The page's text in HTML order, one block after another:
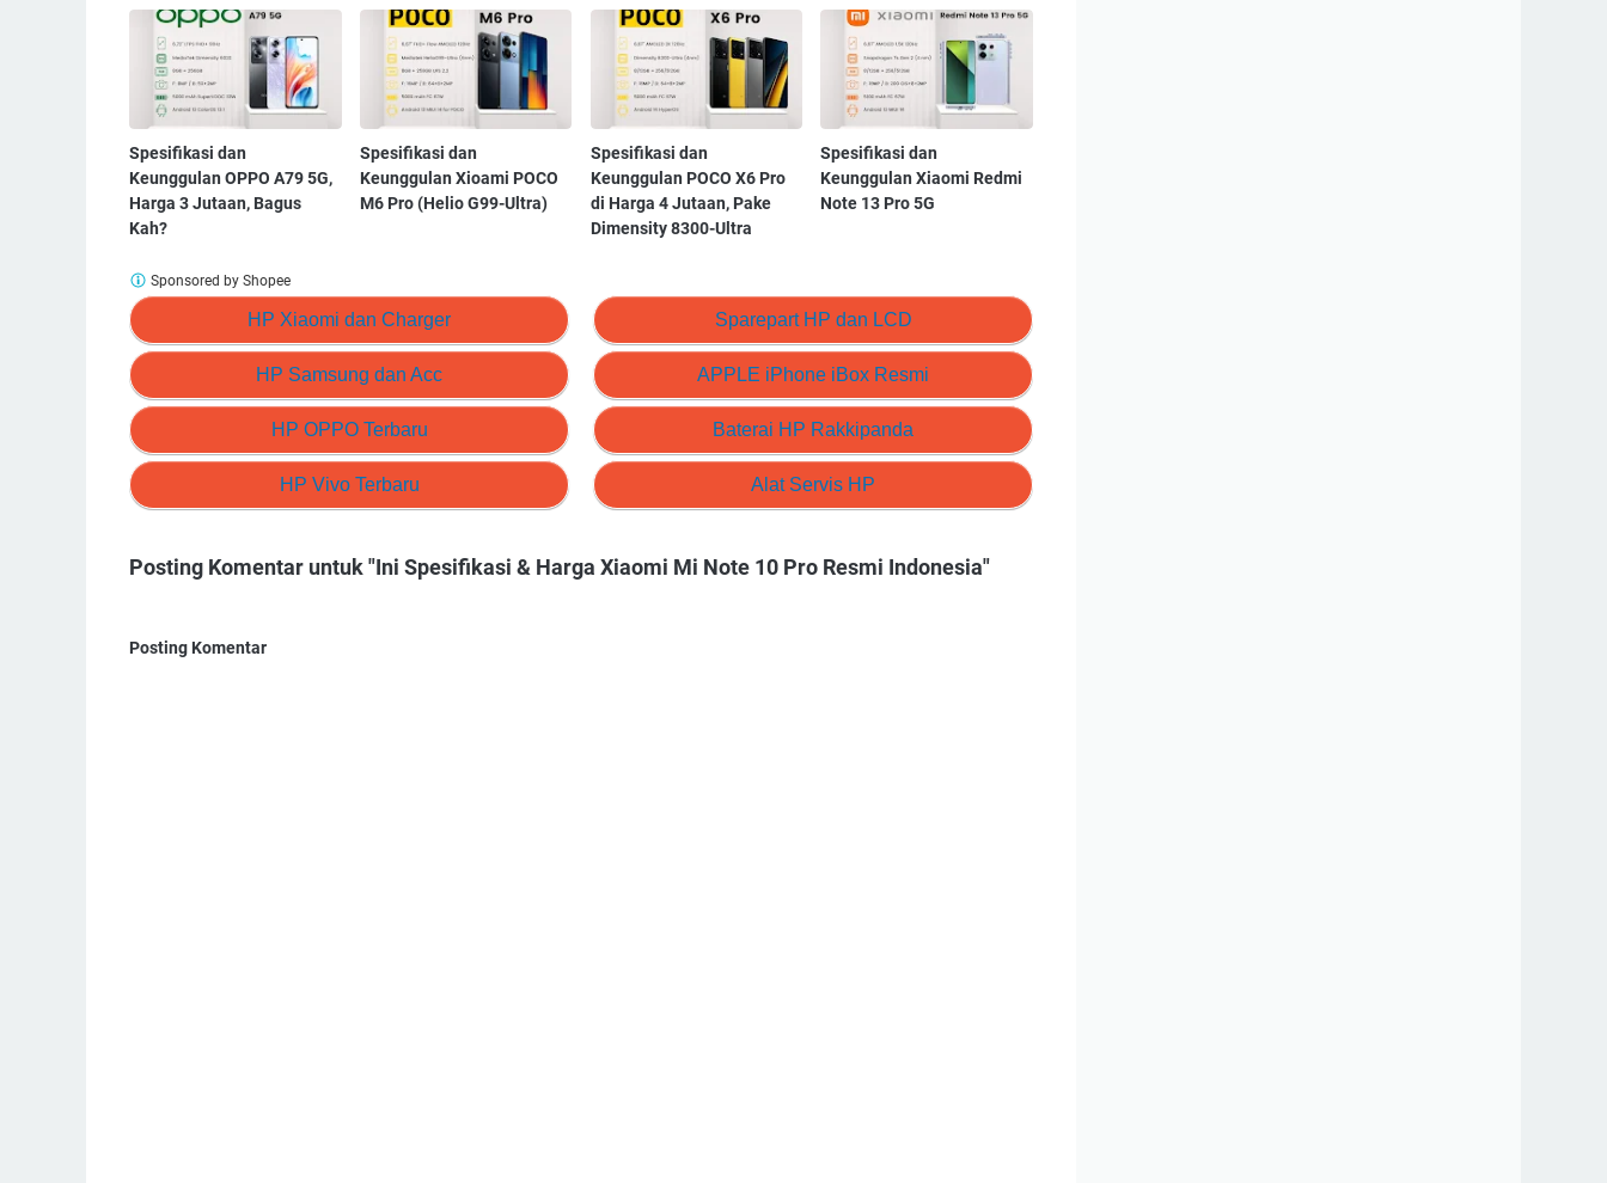
Spesifikasi dan
Keunggulan OPPO A79 5G,
Harga 3 Jutaan, Bagus
Kah?
Spesifikasi dan
Keunggulan Xioami POCO
M6 Pro (Helio G99-Ultra)
Spesifikasi dan
Keunggulan POCO X6 Pro
di Harga 4 Jutaan, Pake
Dimensity 8300-Ultra
Spesifikasi dan
Keunggulan Xiaomi Redmi
Note 13 Pro 5G
HP Xiaomi dan Charger
HP Samsung dan Acc
HP OPPO Terbaru
HP Vivo Terbaru
Sparepart HP dan LCD
APPLE iPhone iBox Resmi
Baterai HP Rakkipanda
Alat Servis HP
Sponsored by Shopee
Posting Komentar untuk "Ini Spesifikasi & Harga Xiaomi Mi Note 10 Pro Resmi Indonesia"
Posting Komentar